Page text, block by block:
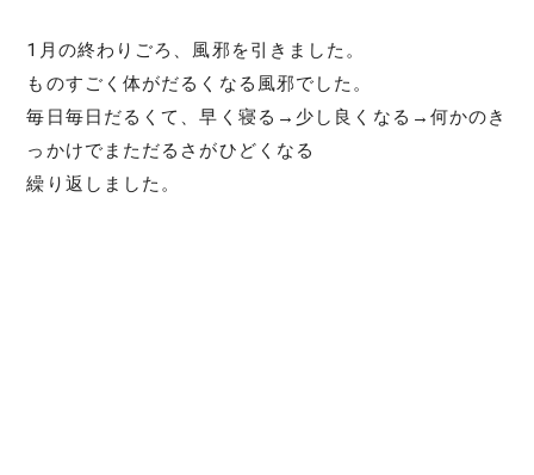
1月の終わりごろ、風邪を引きました。
ものすごく体がだるくなる風邪でした。
毎日毎日だるくて、早く寝る→少し良くなる→何かのき
っかけでまただるさがひどくなる
繰り返しました。